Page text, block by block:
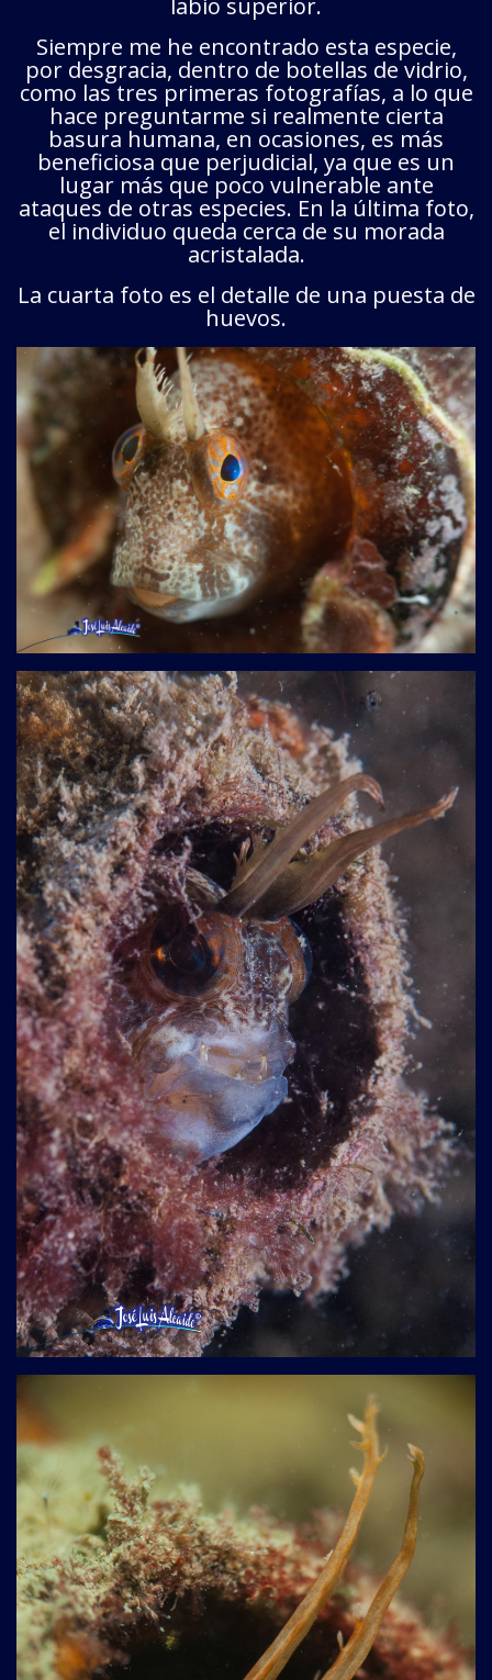
Siempre me he encontrado esta especie,
por desgracia, dentro de botellas de vidrio,
como las tres primeras fotografías, a lo que
hace preguntarme si realmente cierta
basura humana, en ocasiones, es más
beneficiosa que perjudicial, ya que es un
lugar más que poco vulnerable ante
ataques de otras especies. En la última foto,
el individuo queda cerca de su morada
acristalada.
La cuarta foto es el detalle de una puesta de
huevos.